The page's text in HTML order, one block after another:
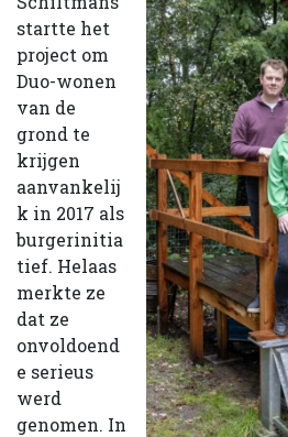
startte het
project om
Duo-wonen
van de
grond te
krijgen
aanvankelij
k in 2017 als
burgerinitia
tief. Helaas
merkte ze
dat ze
onvoldoend
e serieus
werd
genomen. In